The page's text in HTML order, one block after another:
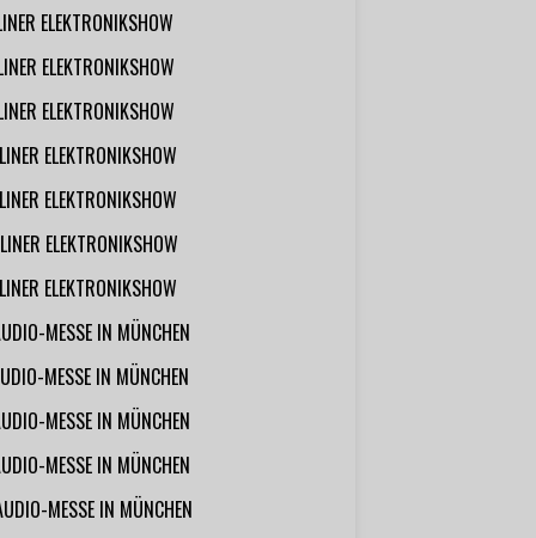
ELEKTRONIKSHOW
ELEKTRONIKSHOW
ELEKTRONIKSHOW
ELEKTRONIKSHOW
ELEKTRONIKSHOW
ELEKTRONIKSHOW
ELEKTRONIKSHOW
MESSE IN MÜNCHEN
MESSE IN MÜNCHEN
MESSE IN MÜNCHEN
MESSE IN MÜNCHEN
MESSE IN MÜNCHEN